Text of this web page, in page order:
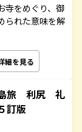
寺をめぐり、御
られた意味を解
細を見る
旅 利尻 礼
版